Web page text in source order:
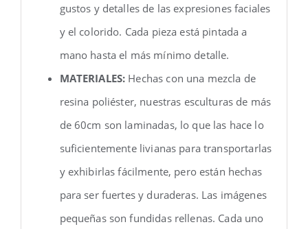
gustos y detalles de las expresiones faciales
y el colorido. Cada pieza está pintada a
mano hasta el más mínimo detalle.
MATERIALES: Hechas con una mezcla de
resina poliéster, nuestras esculturas de más
de 60cm son laminadas, lo que las hace lo
suficientemente livianas para transportarlas
y exhibirlas fácilmente, pero están hechas
para ser fuertes y duraderas. Las imágenes
pequeñas son fundidas rellenas. Cada uno